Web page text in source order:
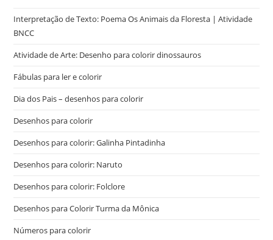
Interpretação de Texto: Poema Os Animais da Floresta | Atividade
BNCC
Atividade de Arte: Desenho para colorir dinossauros
Fábulas para ler e colorir
Dia dos Pais – desenhos para colorir
Desenhos para colorir
Desenhos para colorir: Galinha Pintadinha
Desenhos para colorir: Naruto
Desenhos para colorir: Folclore
Desenhos para Colorir Turma da Mônica
Números para colorir